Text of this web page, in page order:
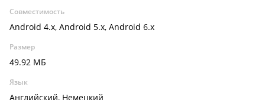
Совместимость
Android 4.x, Android 5.x, Android 6.x
Размер
49.92 МБ
Язык
Английский, Немецкий